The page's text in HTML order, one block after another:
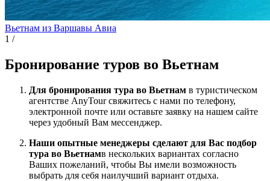
Вьетнам из Варшавы Авиа
1 /
Бронирование туров во Вьетнам
Для бронирования тура во Вьетнам в туристическом
агентстве AnyTour свяжитесь с нами по телефону,
электронной почте или оставьте заявку на нашем сайте
через удобный Вам мессенджер.
Наши опытные менеджеры сделают для Вас подбор
тура во Вьетнамв нескольких вариантах согласно
Ваших пожеланий, чтобы Вы имели возможность
выбрать для себя наилучший вариант отдыха.